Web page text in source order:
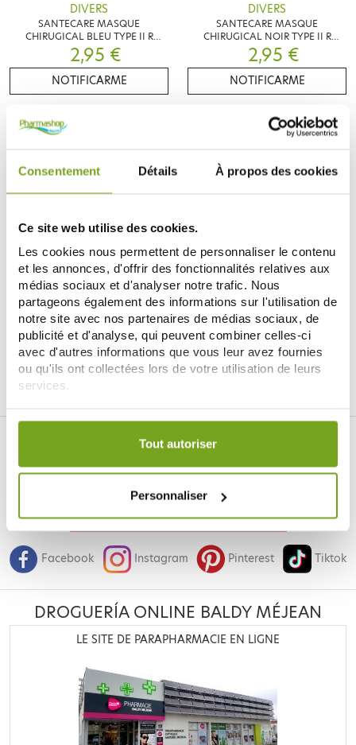
Consentement Détails À propos des cookies
Ce site web utilise des cookies.
Les cookies nous permettent de personnaliser le contenu
et les annonces, d'offrir des fonctionnalités relatives aux
médias sociaux et d'analyser notre trafic. Nous
partageons également des informations sur l'utilisation de
notre site avec nos partenaires de médias sociaux, de
publicité et d'analyse, qui peuvent combiner celles-ci
avec d'autres informations que vous leur avez fournies
ou qu'ils ont collectées lors de votre utilisation de leurs
services.
Votre choix de consentement est conservé pendant une
Tout autoriser
Personnaliser
DIVERS
SANTECARE MASQUE
CHIRUGICAL BLEU TYPE II R
NORME EN14683 X 50
2,95 €
NOTIFICARME
DIVERS
SANTECARE MASQUE
CHIRUGICAL NOIR TYPE II R
NORME EN14683 X 50
2,95 €
NOTIFICARME
DIVERS
MASQUE CHIRURGICAL NOIR
TYPE IIR NORME EN14683 X 50
2,90 €
NOTIFICARME
Je souhaite m'inscrire à la newsletter
Facebook Instagram Pinterest Tiktok
DROGUERÍA ONLINE BALDY MÉJEAN
LE SITE DE PARAPHARMACIE EN LIGNE